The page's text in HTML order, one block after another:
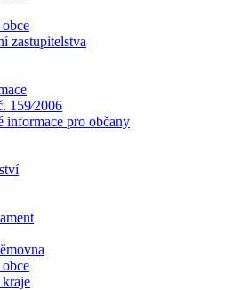
zastupitelstva
159⁄2006
informace pro občany
kraje